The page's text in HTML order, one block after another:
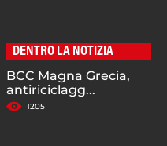
DENTRO LA NOTIZIA
BCC Magna Grecia,
antiriciclagg...
1205